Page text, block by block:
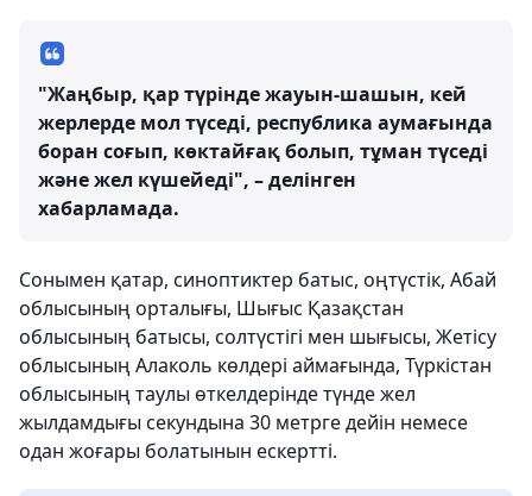
"Жаңбыр, қар түрінде жауын-шашын, кей
жерлерде мол түседі, республика аумағында
боран соғып, көктайғақ болып, тұман түседі
және жел күшейеді", – делінген
хабарламада.
Сонымен қатар, синоптиктер батыс, оңтүстік, Абай
облысының орталығы, Шығыс Қазақстан
облысының батысы, солтүстігі мен шығысы, Жетісу
облысының Алаколь көлдері аймағында, Түркістан
облысының таулы өткелдерінде түнде жел
жылдамдығы секундына 30 метрге дейін немесе
одан жоғары болатынын ескертті.